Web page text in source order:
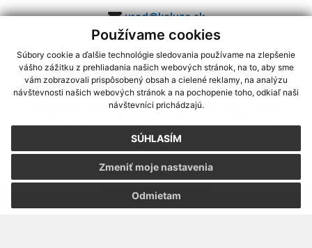
Používame cookies
Súbory cookie a ďalšie technológie sledovania používame na zlepšenie
vášho zážitku z prehliadania našich webových stránok, na to, aby sme
vám zobrazovali prispôsobený obsah a cielené reklamy, na analýzu
návštevnosti našich webových stránok a na pochopenie toho, odkiaľ naši
návštevníci prichádzajú.
SÚHLASÍM
Odmietam
Zmeniť moje nastavenia
urad@kaluza.sk
využite možnosť získavania aktuálnych informácií s využitím RSS
CMS systém (redakčný) systém ECHELON 2,Mapa stránok,web portál
webex.digital, s.r.o.,domény,registrácia domény
Posledná aktualizácia:05.08.2026
Vytlačiť stránku|Vyhlásenie o prístupnosti